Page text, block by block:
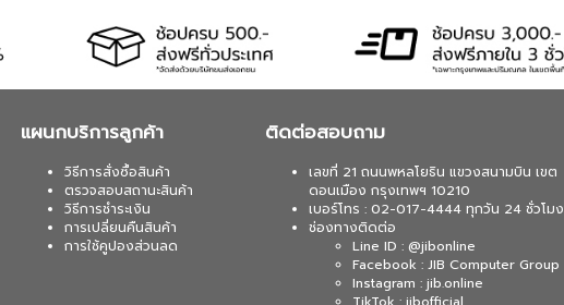
แผนกบริการลูกค้า
วิธีการสั่งซื้อสินค้า
ตรวจสอบสถานะสินค้า
วิธีการชำระเงิน
การเปลี่ยนคืนสินค้า
การใช้คูปองส่วนลด
ติดต่อสอบถาม
เลขที่ 21 ถนนพหลโยธิน แขวงสนามบิน เขต
ดอนเมือง กรุงเทพฯ 10210
เบอร์โทร : 02-017-4444 ทุกวัน 24 ชั่วโมง
ช่องทางติดต่อ
Line ID : @jibonline
Facebook : JIB Computer Group
Instagram : jib.online